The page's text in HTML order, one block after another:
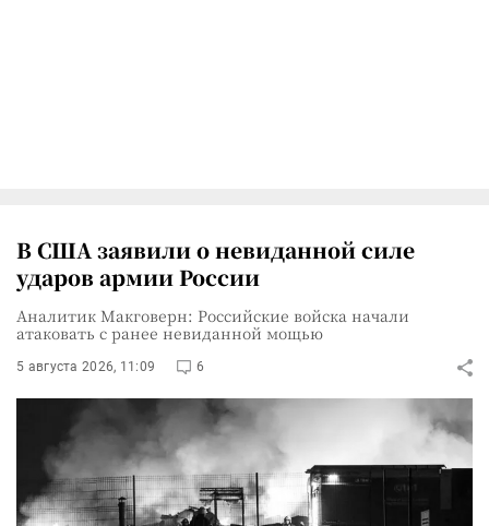
В США заявили о невиданной силе
ударов армии России
Аналитик Макговерн: Российские войска начали
атаковать с ранее невиданной мощью
5 августа 2026, 11:09 6